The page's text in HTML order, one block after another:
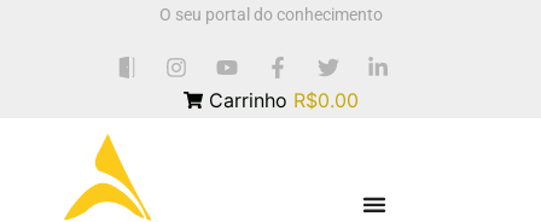
O seu portal do conhecimento
Carrinho R$0.00